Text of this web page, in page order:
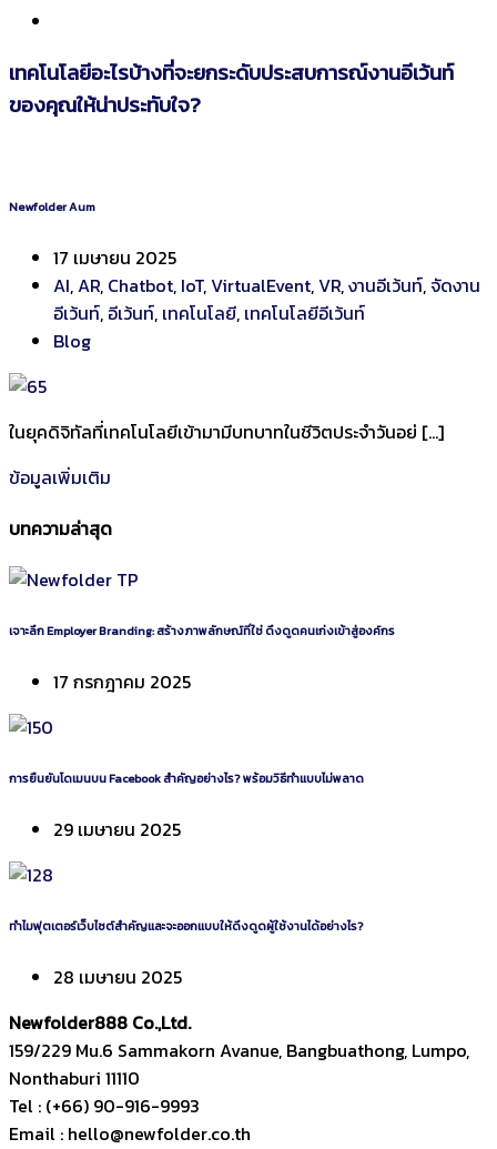
เทคโนโลยีอะไรบ้างที่จะยกระดับประสบการณ์งานอีเว้นท์
ของคุณให้น่าประทับใจ?
Newfolder Aum
17 เมษายน 2025
AI,AR, Chatbot, IoT,VirtualEvent,VR,งานอีเว้นท์,จัดงาน
อีเว้นท์, อีเว้นท์, เทคโนโลยี, เทคโนโลยีอีเว้นท์
Blog
ในยุคดิจิทัลที่เทคโนโลยีเข้ามามีบทบาทในชีวิตประจำวันอย่ […]
ข้อมูลเพิ่มเติม
บทความล่าสุด
เจาะลึก Employer Branding: สร้างภาพลักษณ์ที่ใช่ ดึงดูดคนเก่งเข้าสู่องค์กร
17 กรกฎาคม 2025
การยืนยันโดเมนบน Facebook สำคัญอย่างไร? พร้อมวิธีทำแบบไม่พลาด
29 เมษายน 2025
ทำไมฟุตเตอร์เว็บไซต์สำคัญและจะออกแบบให้ดึงดูดผู้ใช้งานได้อย่างไร?
28 เมษายน 2025
Newfolder888 Co.,Ltd.
159/229 Mu.6 Sammakorn Avanue, Bangbuathong, Lumpo,
Nonthaburi 11110
Tel : (+66) 90-916-9993
Email : hello@newfolder.co.th